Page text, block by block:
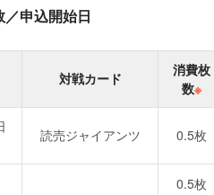
申込開始日
対戦カード
消費枚
数※
読売ジャイアンツ 0.5枚
0.5枚